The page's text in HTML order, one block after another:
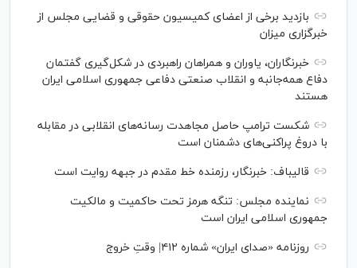
بازدید برخی از اعضای کمیسیون حقوقی و قضایی مجلس از
خبرگزاری میزان
خبرنگاران، یاوران و همراهان راهبردی در شکل‌گیری گفتمان
دفاع همه‌جانبه و انقلاب صنعتی دفاعی جمهوری اسلامی ایران
هستند
شکست ترامپ حاصل مجاهدت رسانه‌های انقلابی در مقابله
با دروغ پراکنی‌های دشمنان است
قالیباف: خبرنگار، رزمنده خط مقدم در جبهه روایت است
نماینده مجلس: تنگه هرمز تحت حاکمیت و مالکیت
جمهوری اسلامی ایران است
روزنامه «صدای ایران» شماره ۴۱۲| وقتِ خروج